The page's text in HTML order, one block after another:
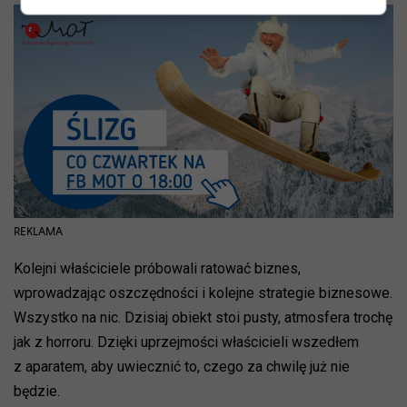
REKLAMA
Kolejni właściciele próbowali ratować biznes,
wprowadzając oszczędności i kolejne strategie biznesowe.
Wszystko na nic. Dzisiaj obiekt stoi pusty, atmosfera trochę
jak z horroru. Dzięki uprzejmości właścicieli wszedłem
z aparatem, aby uwiecznić to, czego za chwilę już nie
będzie.